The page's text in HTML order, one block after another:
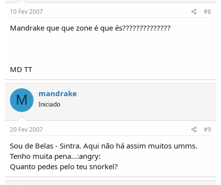
10 Fev 2007 #8
Mandrake que que zone é que és??????????????
MD TT
M mandrake
Iniciado
20 Fev 2007 #9
Sou de Belas - Sintra. Aqui não há assim muitos umms.
Tenho muita pena...:angry:
Quanto pedes pelo teu snorkel?